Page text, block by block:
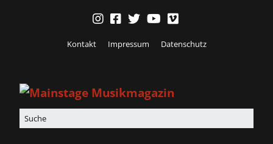
Kontakt Impressum Datenschutz